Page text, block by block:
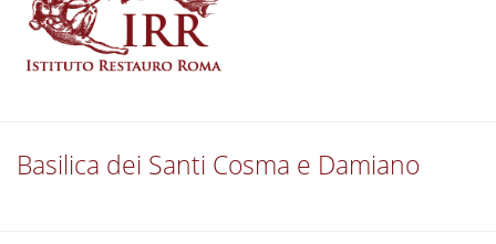
Basilica dei Santi Cosma e Damiano